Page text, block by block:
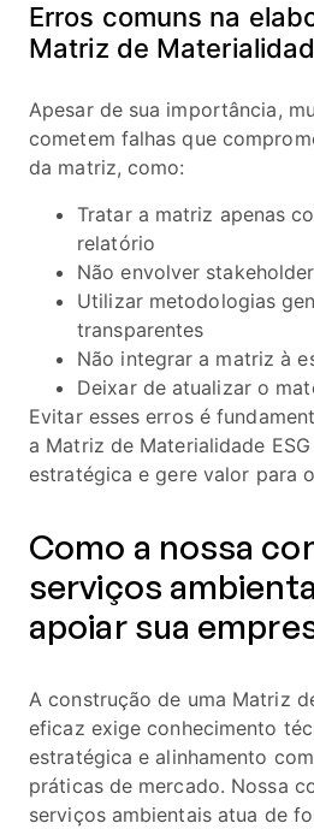
Erros comuns na
Matriz de
Apesar de sua importância,
cometem falhas que
da matriz, como:
Tratar a matriz apenas
relatório
Não envolver
Utilizar metodologias
transparentes
Não integrar a matriz à
Deixar de atualizar o
Evitar esses erros é
a Matriz de Materialidade
estratégica e gere valor para
Como a nossa
serviços
apoiar sua
A construção de uma Matriz
eficaz exige conhecimento
estratégica e alinhamento
práticas de mercado. Nossa
serviços ambientais atua de